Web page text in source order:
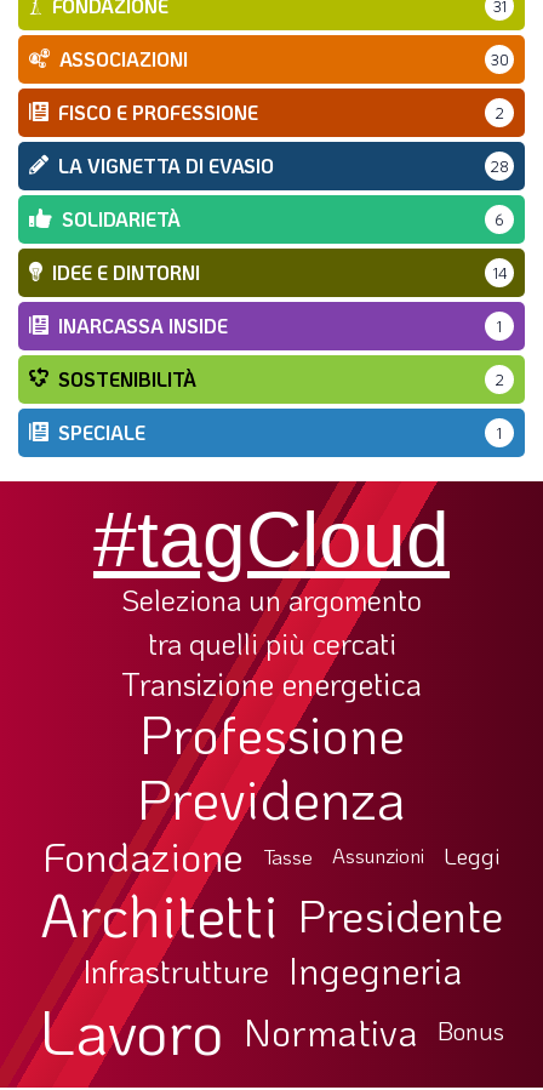
FONDAZIONE 31
ASSOCIAZIONI 30
FISCO E PROFESSIONE 2
LA VIGNETTA DI EVASIO 28
SOLIDARIETÀ 6
IDEE E DINTORNI 14
INARCASSA INSIDE 1
SOSTENIBILITÀ 2
SPECIALE 1
#tagCloud
Seleziona un argomento
tra quelli più cercati
Transizione energetica
Professione
Previdenza
Fondazione Tasse Assunzioni Leggi
Architetti Presidente
Infrastrutture Ingegneria
Lavoro Normativa Bonus